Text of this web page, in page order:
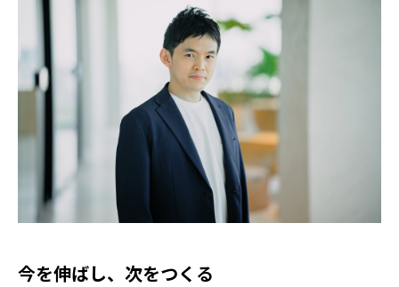
今を伸ばし、次をつくる